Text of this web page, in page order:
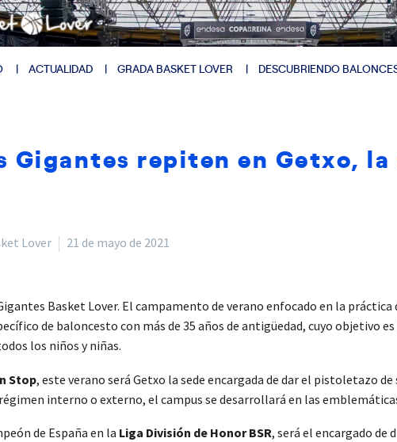
ACTUALIDAD GRADA BASKET LOVER DESCUBRIENDO
Gigantes repiten en Getxo,
Lover 21 de mayo de 2021
Basket Lover. El campamento de verano enfocado en la
de baloncesto con más de 35 años de antigüedad, cuyo objetivo
los niños y niñas.
Stop, este verano será Getxo la sede encargada de dar el pistoletazo de
interno o externo, el campus se desarrollará en las
de España en la Liga División de Honor BSR, será el encargado de